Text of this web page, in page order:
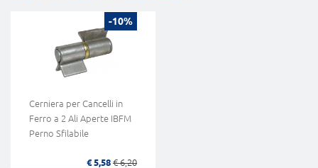
-10%
Cerniera per Cancelli in
Ferro a 2 Ali Aperte IBFM
Perno Sfilabile
€ 5,58 € 6,20